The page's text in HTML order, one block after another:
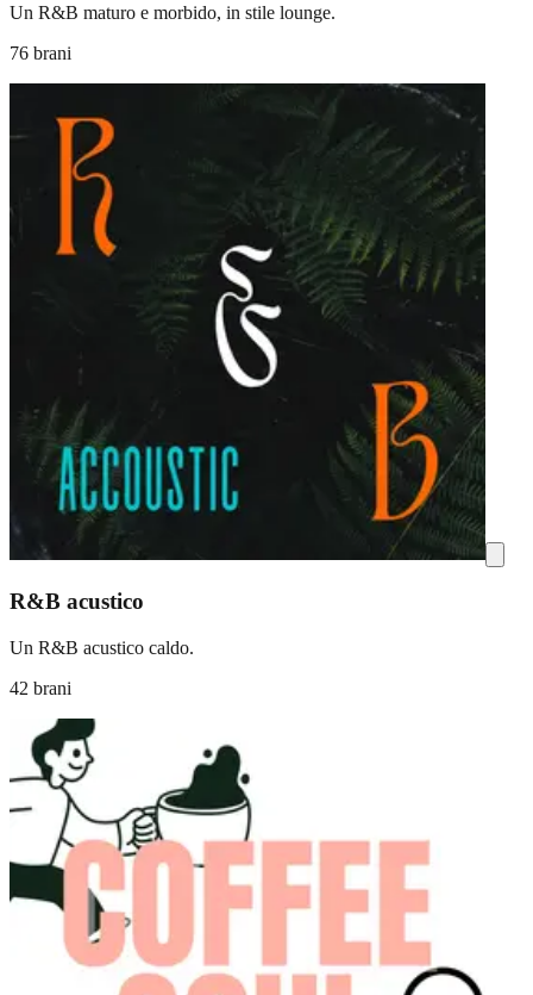
Un R&B maturo e morbido, in stile lounge.
76 brani
R&B acustico
Un R&B acustico caldo.
42 brani